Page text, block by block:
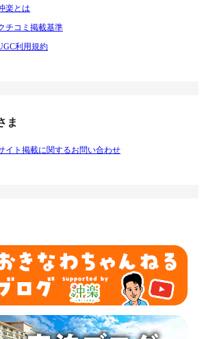
楽とは
チコミ掲載基準
利用規約
ま
イト掲載に関するお問い合わせ